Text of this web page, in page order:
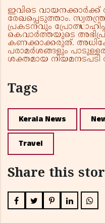
ഇവിടെ വായനക്കാർക്ക്
രേഖപ്പെടുത്താം.
പ്രകടനവും
കെവാർത്തയുടെ
കണക്കാക്കരുത്.
പരാമർശങ്ങളും
ശക്തമായ നിയമനടപടി
Tags
Kerala News
Travel
Share this